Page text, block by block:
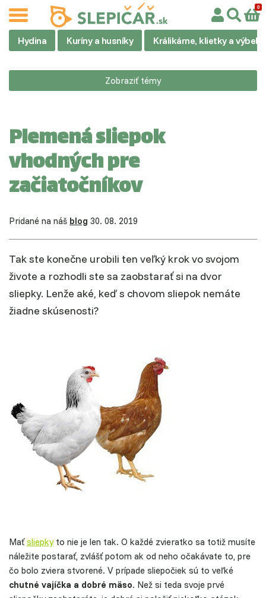
Hydina Kuríny a husníky Králikárne, klietky a výbehy
Zobraziť témy
Plemená sliepok
vhodných pre
začiatočníkov
Pridané na náš blog 30. 08. 2019
Tak ste konečne urobili ten veľký krok vo svojom
živote a rozhodli ste sa zaobstarať si na dvor
sliepky. Lenže aké, keď s chovom sliepok nemáte
žiadne skúsenosti?
Maťsliepkyto nie je len tak. O každé zvieratko sa totiž musíte
náležite postarať, zvlášť potom ak od neho očakávate to, pre
čo bolo zviera stvorené. V prípade sliepočiek sú to veľké
chutné vajíčka a dobré mäso. Než si teda svoje prvé